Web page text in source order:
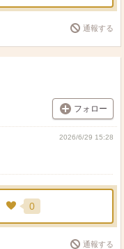
通報する
フォロー
2026/6/29 15:28
0
通報する